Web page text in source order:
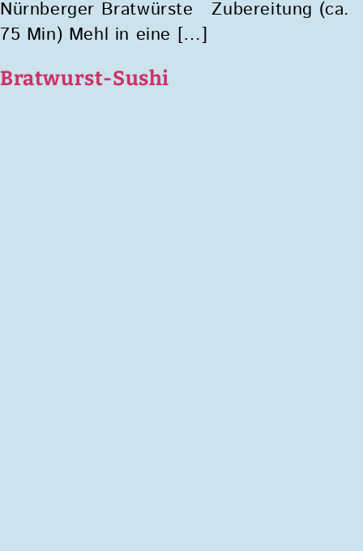
Nürnberger Bratwürste Zubereitung (ca.
75 Min) Mehl in eine […]
Bratwurst-Sushi